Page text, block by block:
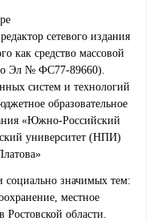
сетевого издания
как средство массовой
Эл № ФС77-89660).
систем и технологий
образовательное
«Южно-Российский
университет (НПИ)
социально значимых тем:
местное
области.